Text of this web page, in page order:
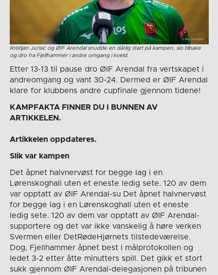
Kristijan Jurisic og ØIF Arendal snudde en dårlig start på kampen, slo tilbake
og dro fra Fjellhammer i andre omgang i kveld.
Etter 13-13 til pause dro ØIF Arendal fra vertskapet i
andreomgang og vant 30-24. Dermed er ØIF Arendal
klare for klubbens andre cupfinale gjennom tidene!
KAMPFAKTA FINNER DU I BUNNEN AV
ARTIKKELEN.
Artikkelen oppdateres.
Slik var kampen
Det åpnet halvnervøst for begge lag i en
Lørenskoghall uten et eneste ledig sete. 120 av dem
var opptatt av ØIF Arendal-su Det åpnet halvnervøst
for begge lag i en Lørenskoghall uten et eneste
ledig sete. 120 av dem var opptatt av ØIF Arendal-
supportere og det var ikke vanskelig å høre verken
Svermen eller DetRødeHjørnets tilstedeværelse.
Dog, Fjellhammer åpnet best i målprotokollen og
ledet 3-2 etter åtte minutters spill. Det gikk et stort
sukk gjennom ØIF Arendal-delegasjonen på tribunen